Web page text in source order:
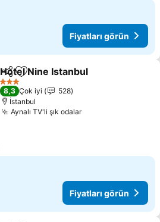
Fiyatları görün
PaylaşFavorilerime ekle
Hotel Nine Istanbul
3 Yıldız
8,3 Çok iyi
528
İstanbul
Aynalı TV'li şık odalarFiyatları görün
Fiyatları görün